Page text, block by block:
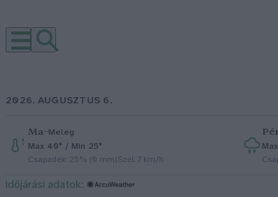
2026. AUGUSZTUS 6.
Ma–Meleg
Max 40° / Min 25°
Csapadék: 25% (0 mm)Szél: 7 km/h
időjárási adatok: